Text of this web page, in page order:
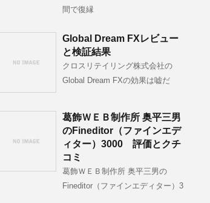
間で復縁
Global Dream FXレビュー
と検証結果
クロスリテイリング株式会社の
Global Dream FXの効果は嘘だ
葛飾ＷＥＢ制作所 奥平三男
のFineditor（ファインエデ
ィター）3000 評価とクチ
コミ
葛飾ＷＥＢ制作所 奥平三男の
Fineditor（ファインエディター）3